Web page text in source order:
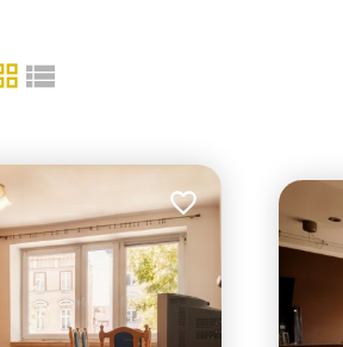
tabela
lista
Dodaj do ulubionych